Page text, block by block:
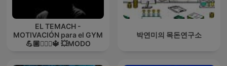
박연미의 목돈연구소
EL TEMACH -
MOTIVACIÓN para el GYM
💪🏼🏋🏻‍♀🔱 💥MODO